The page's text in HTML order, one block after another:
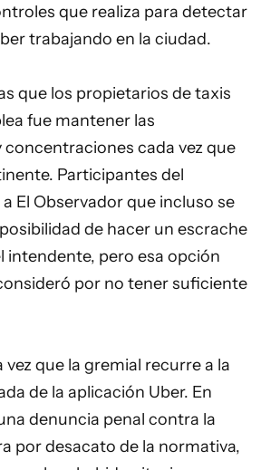
que realiza para detectar
trabajando en la ciudad.
que los propietarios de taxis
fue mantener las
cada vez que
Participantes del
El Observador que incluso se
de hacer un escrache
intendente, pero esa opción
por no tener suficiente
vez que la gremial recurre a la
de la aplicación Uber. En
denuncia penal contra la
por desacato de la normativa,